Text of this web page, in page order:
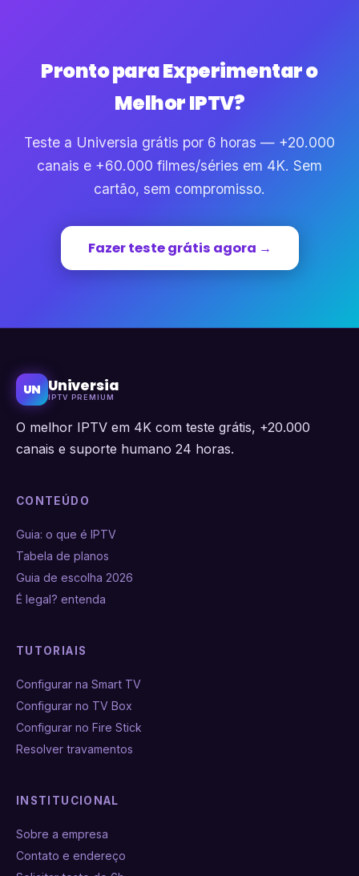
Pronto para Experimentar o
Melhor IPTV?
Teste a Universia grátis por 6 horas — +20.000
canais e +60.000 filmes/séries em 4K. Sem
cartão, sem compromisso.
Fazer teste grátis agora →
UN Universia
IPTV PREMIUM
O melhor IPTV em 4K com teste grátis, +20.000
canais e suporte humano 24 horas.
CONTEÚDO
Guia: o que é IPTV
Tabela de planos
Guia de escolha 2026
É legal? entenda
TUTORIAIS
Configurar na Smart TV
Configurar no TV Box
Configurar no Fire Stick
Resolver travamentos
INSTITUCIONAL
Sobre a empresa
Contato e endereço